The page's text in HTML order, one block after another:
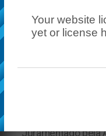
Your website
yet or license